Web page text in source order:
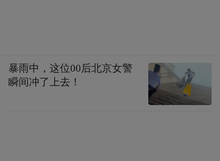
暴雨中，这位00后北京女警
瞬间冲了上去！